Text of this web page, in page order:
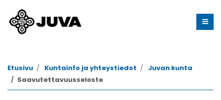
Etusivu Kuntainfo ja yhteystiedot
Juvan kunta
Saavutettavuusseloste